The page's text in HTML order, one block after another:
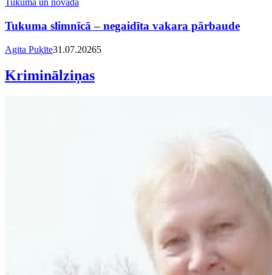
Tukumā un novadā
Tukuma slimnīcā – negaidīta vakara pārbaude
Agita Puķīte31.07.20265
Kriminālziņas